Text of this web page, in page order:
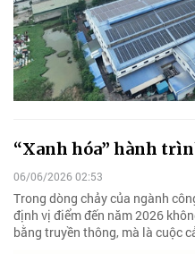
“Xanh hóa” hành
06/06/2026 02:53
Trong dòng chảy của ngành
định vị điểm đến năm 2026
bằng truyền thông, mà là cuộc